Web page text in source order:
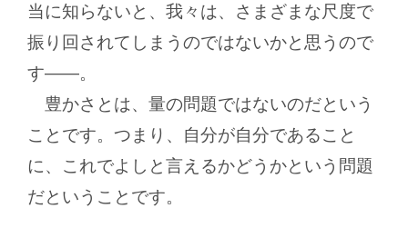
当に知らないと、我々は、さまざまな尺度で
振り回されてしまうのではないかと思うので
す―。
豊かさとは、量の問題ではないのだという
ことです。つまり、自分が自分であること
に、これでよしと言えるかどうかという問題
だということです。